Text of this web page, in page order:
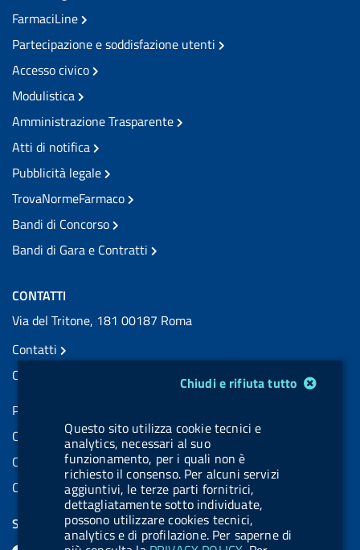
Chiudi e rifiuta tutto
Questo sito utilizza cookie tecnici e
analytics, necessari al suo
funzionamento, per i quali non è
richiesto il consenso. Per alcuni servizi
aggiuntivi, le terze parti fornitrici,
dettagliatamente sotto individuate,
possono utilizzare cookies tecnici,
analytics e di profilazione. Per saperne di
FarmaciLine
Partecipazione e soddisfazione utenti
Accesso civico
Modulistica
Amministrazione Trasparente
Atti di notifica
Pubblicità legale
TrovaNormeFarmaco
Bandi di Concorso
Bandi di Gara e Contratti
CONTATTI
Via del Tritone, 181 00187 Roma
Contatti
Contatti PEC
Partita IVA: 08703841000
Codice Fiscale: 97345810580
Codice IPA AIFA: aifa_rm
Codice IPA UCB: UFE1TR
SEGUICI SU